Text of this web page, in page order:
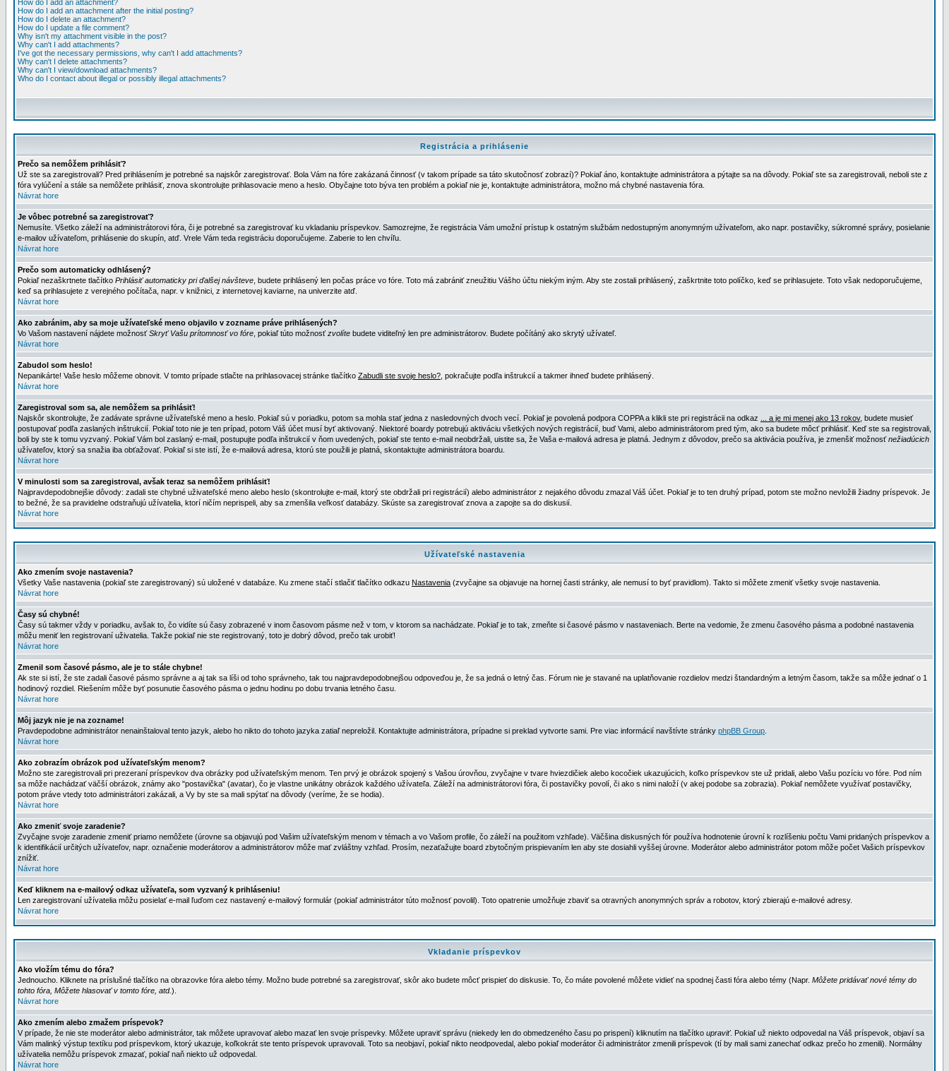
How do I add an attachment?
How do I add an attachment after the initial posting?
How do I delete an attachment?
How do I update a file comment?
Why isn't my attachment visible in the post?
Why can't I add attachments?
I've got the necessary permissions, why can't I add attachments?
Why can't I delete attachments?
Why can't I view/download attachments?
Who do I contact about illegal or possibly illegal attachments?
Registrácia a prihlásenie
Prečo sa nemôžem prihlásiť?
Už ste sa zaregistrovali? Pred prihlásením je potrebné sa najskôr zaregistrovať. Bola Vám na fóre zakázaná činnosť (v takom prípade sa táto skutočnosť zobrazí)? Pokiaľ áno, kontaktujte administrátora a pýtajte sa na dôvody. Pokiaľ ste sa zaregistrovali, neboli ste z
fóra vylúčení a stále sa nemôžete prihlásiť, znova skontrolujte prihlasovacie meno a heslo. Obyčajne toto býva ten problém a pokiaľ nie je, kontaktujte administrátora, možno má chybné nastavenia fóra.
Návrat hore
Je vôbec potrebné sa zaregistrovať?
Nemusíte. Všetko záleží na administrátorovi fóra, či je potrebné sa zaregistrovať ku vkladaniu príspevkov. Samozrejme, že registrácia Vám umožní prístup k ostatným službám nedostupným anonymným užívateľom, ako napr. postavičky, súkromné správy, posielanie
e-mailov užívateľom, prihlásenie do skupín, atď. Vrele Vám teda registráciu doporučujeme. Zaberie to len chvíľu.
Návrat hore
Prečo som automaticky odhlásený?
Pokiaľ nezaškrtnete tlačítko Prihlásiť automaticky pri ďalšej návšteve , budete prihlásený len počas práce vo fóre. Toto má zabrániť zneužitiu Vášho účtu niekým iným. Aby ste zostali prihlásený, zaškrtnite toto políčko, keď se prihlasujete. Toto však nedoporučujeme,
keď sa prihlasujete z verejného počítača, napr. v knižnici, z internetovej kaviarne, na univerzite atď.
Návrat hore
Ako zabránim, aby sa moje užívateľské meno objavilo v zozname práve prihlásených?
Vo Vašom nastavení nájdete možnosťSkryť Vašu prítomnosť vo fóre , pokiaľ túto možnosťzvolíte budete viditeľný len pre administrátorov. Budete počítáný ako skrytý užívateľ.
Návrat hore
Zabudol som heslo!
Nepanikárte! Vaše heslo môžeme obnovit. V tomto prípade stlačte na prihlasovacej stránke tlačítko Zabudli ste svoje heslo? , pokračujte podľa inštrukcií a takmer ihneď budete prihlásený.
Návrat hore
Zaregistroval som sa, ale nemôžem sa prihlásiť!
Najskôr skontrolujte, že zadávate správne užívateľské meno a heslo. Pokiaľ sú v poriadku, potom sa mohla stať jedna z nasledovných dvoch vecí. Pokiaľ je povolená podpora COPPA a klikli ste pri registrácii na odkaz
... a je mi menej ako 13 rokov, budete musieť
postupovať podľa zaslaných inštrukcií. Pokiaľ toto nie je ten prípad, potom Váš účet musí byť aktivovaný. Niektoré boardy potrebujú aktiváciu všetkých nových registrácií, buď Vami, alebo administrátorom pred tým, ako sa budete môcť prihlásiť. Keď ste sa registrovali,
boli by ste k tomu vyzvaný. Pokiaľ Vám bol zaslaný e-mail, postupujte podľa inštrukcií v ňom uvedených, pokiaľ ste tento e-mail neobdržali, uistite sa, že Vaša e-mailová adresa je platná. Jednym z dôvodov, prečo sa aktivácia používa, je zmenšiť možnosťnežiadúcich
užívateľov, ktorý sa snažia iba obťažovať. Pokiaľ si ste istí, že e-mailová adresa, ktorú ste použili je platná, skontaktujte administrátora boardu.
Návrat hore
V minulosti som sa zaregistroval, avšak teraz sa nemôžem prihlásiť!
Najpravdepodobnejšie dôvody: zadali ste chybné uživateľské meno alebo heslo (skontrolujte e-mail, ktorý ste obdržali pri registrácií) alebo administrátor z nejakého dôvodu zmazal Váš účet. Pokiaľ je to ten druhý prípad, potom ste možno nevložili žiadny príspevok. Je
to bežné, že sa pravidelne odstraňujú užívatelia, ktorí ničím neprispeli, aby sa zmenšila veľkosť databázy. Skúste sa zaregistrovať znova a zapojte sa do diskusií.
Návrat hore
Užívateľské nastavenia
Ako zmením svoje nastavenia?
Všetky Vaše nastavenia (pokiaľ ste zaregistrovaný) sú uložené v databáze. Ku zmene stačí stlačiť tlačítko odkazu Nastavenia (zvyčajne sa objavuje na hornej časti stránky, ale nemusí to byť pravidlom). Takto si môžete zmeniť všetky svoje nastavenia.
Návrat hore
Časy sú chybné!
Časy sú takmer vždy v poriadku, avšak to, čo vidíte sú časy zobrazené v inom časovom pásme než v tom, v ktorom sa nachádzate. Pokiaľ je to tak, zmeňte si časové pásmo v nastaveniach. Berte na vedomie, že zmenu časového pásma a podobné nastavenia
môžu meniť len registrovaní uživatelia. Takže pokiaľ nie ste registrovaný, toto je dobrý dôvod, prečo tak urobiť!
Návrat hore
Zmenil som časové pásmo, ale je to stále chybne!
Ak ste si istí, že ste zadali časové pásmo správne a aj tak sa líši od toho správneho, tak tou najpravdepodobnejšou odpoveďou je, že sa jedná o letný čas. Fórum nie je stavané na uplatňovanie rozdielov medzi štandardným a letným časom, takže sa môže jednať o 1
hodinový rozdiel. Riešením môže byť posunutie časového pásma o jednu hodinu po dobu trvania letného času.
Návrat hore
Môj jazyk nie je na zozname!
Pravdepodobne administrátor nenainštaloval tento jazyk, alebo ho nikto do tohoto jazyka zatiaľ nepreložil. Kontaktujte administrátora, prípadne si preklad vytvorte sami. Pre viac informácií navštívte stránky phpBB Group
Návrat hore
Ako zobrazím obrázok pod užívateľským menom?
Možno ste zaregistrovali pri prezeraní príspevkov dva obrázky pod užívateľským menom. Ten prvý je obrázok spojený s Vašou úrovňou, zvyčajne v tvare hviezdičiek alebo kocočiek ukazujúcich, koľko príspevkov ste už pridali, alebo Vašu pozíciu vo fóre. Pod ním
sa môže nachádzať väčší obrázok, známy ako "postavička" (avatar), čo je vlastne unikátny obrázok každého užívateľa. Záleží na administrátorovi fóra, či postavičky povolí, či ako s nimi naloží (v akej podobe sa zobrazia). Pokiaľ nemôžete využívať postavičky,
potom práve vtedy toto administrátori zakázali, a Vy by ste sa mali spýtať na dôvody (veríme, že se hodia).
Návrat hore
Ako zmeniť svoje zaradenie?
Zvyčajne svoje zaradenie zmeniť priamo nemôžete (úrovne sa objavujú pod Vašim užívateľským menom v témach a vo Vašom profile, čo záleží na použitom vzhľade). Väčšina diskusných fór používa hodnotenie úrovní k rozlíšeniu počtu Vami pridaných príspevkov a
k identifikácií určitých užívateľov, napr. označenie moderátorov a administrátorov môže mať zvláštny vzhľad. Prosím, nezaťažujte board zbytočným prispievaním len aby ste dosiahli vyššej úrovne. Moderátor alebo administrátor potom môže počet Vašich príspevkov
znížiť.
Návrat hore
Keď kliknem na e-mailový odkaz užívateľa, som vyzvaný k prihláseniu!
Len zaregistrovaní užívatelia môžu posielať e-mail ľuďom cez nastavený e-mailový formulár (pokiaľ administrátor túto možnosť povolil). Toto opatrenie umožňuje zbaviť sa otravných anonymných správ a robotov, ktorý zbierajú e-mailové adresy.
Návrat hore
Vkladanie príspevkov
Ako vložím tému do fóra?
Jednoucho. Kliknete na príslušné tlačítko na obrazovke fóra alebo témy. Možno bude potrebné sa zaregistrovať, skôr ako budete môcť prispieť do diskusie. To, čo máte povolené môžete vidieť na spodnej časti fóra alebo témy (Napr. Môžete pridávať nové témy do
tohto fóra, Môžete hlasovať v tomto fóre, atd.).
Návrat hore
Ako zmením alebo zmažem príspevok?
V prípade, že nie ste moderátor alebo administrátor, tak môžete upravovať alebo mazať len svoje príspevky. Môžete upraviť správu (niekedy len do obmedzeného času po prispení) kliknutím na tlačítko upraviť. Pokiaľ už niekto odpovedal na Váš príspevok, objaví sa
Vám malinký výstup textíku pod príspevkom, ktorý ukazuje, koľkokrát ste tento príspevok upravovali. Toto sa neobjaví, pokiaľ nikto neodpovedal, alebo pokiaľ moderátor či administrátor zmenili príspevok (tí by mali sami zanechať odkaz prečo ho zmenili). Normálny
užívatelia nemôžu príspevok zmazať, pokiaľ naň niekto už odpovedal.
Návrat hore